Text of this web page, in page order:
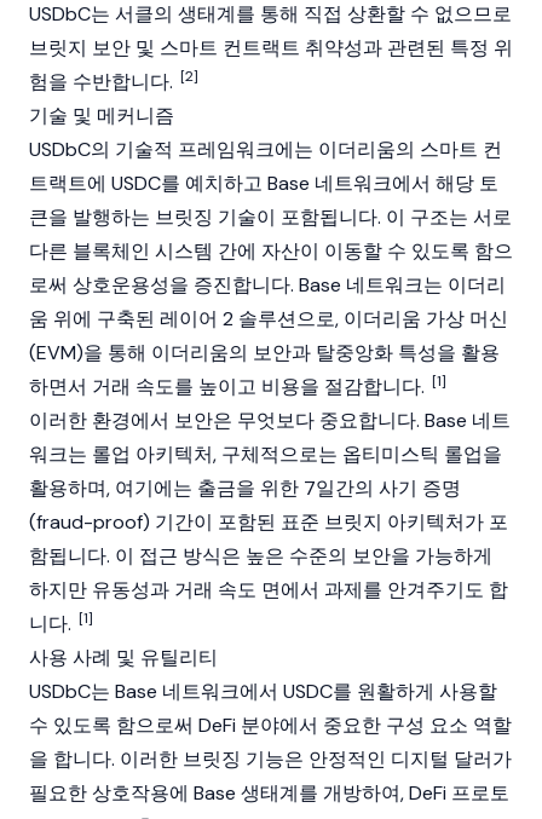
USDbC는 서클의 생태계를 통해 직접 상환할 수 없으므로
브릿지 보안 및 스마트 컨트랙트 취약성과 관련된 특정 위
험을 수반합니다. [2]
기술 및 메커니즘
USDbC의 기술적 프레임워크에는 이더리움의 스마트 컨
트랙트에 USDC를 예치하고 Base 네트워크에서 해당 토
큰을 발행하는 브릿징 기술이 포함됩니다. 이 구조는 서로
다른 블록체인 시스템 간에 자산이 이동할 수 있도록 함으
로써 상호운용성을 증진합니다. Base 네트워크는 이더리
움 위에 구축된 레이어 2 솔루션으로, 이더리움 가상 머신
(EVM)을 통해 이더리움의 보안과 탈중앙화 특성을 활용
하면서 거래 속도를 높이고 비용을 절감합니다. [1]
이러한 환경에서 보안은 무엇보다 중요합니다. Base 네트
워크는 롤업 아키텍처, 구체적으로는 옵티미스틱 롤업을
활용하며, 여기에는 출금을 위한 7일간의 사기 증명
(fraud-proof) 기간이 포함된 표준 브릿지 아키텍처가 포
함됩니다. 이 접근 방식은 높은 수준의 보안을 가능하게
하지만 유동성과 거래 속도 면에서 과제를 안겨주기도 합
니다. [1]
사용 사례 및 유틸리티
USDbC는 Base 네트워크에서 USDC를 원활하게 사용할
수 있도록 함으로써 DeFi 분야에서 중요한 구성 요소 역할
을 합니다. 이러한 브릿징 기능은 안정적인 디지털 달러가
필요한 상호작용에 Base 생태계를 개방하여,DeFi 프로토